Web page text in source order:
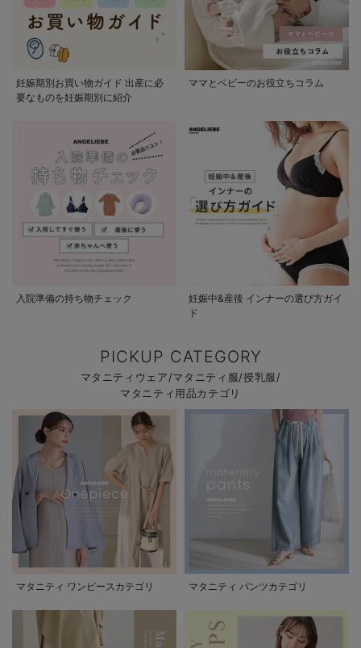
妊娠期別お買い物ガイド 出産に必
要なものを妊娠期別に紹介
ママとベビーのお役立ちコラム
入院準備の持ち物チェック
妊娠中&産後 インナーの選び方ガイ
ド
PICKUP CATEGORY
マタニティウェア/マタニティ服/授乳服/
マタニティ用品カテゴリ
マタニティ ワンピースカテゴリ マタニティ パンツカテゴリ